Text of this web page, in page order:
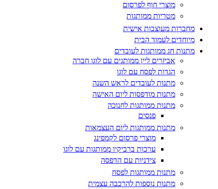
מוצרי חוף לפרסום
מטריות ממותגות
מחברות מעוצבות אישית
מיוחדים לעמוד הבית
מתנות חג ממותגות לעובדים
אביזרים ליין ממותגים עם לוגו חברה
הגדות לפסח עם לוגו
מתנות לעובדים לראש השנה
מתנות מודפסות ליום האישה
מתנות ממותגות לחנוכה
פנסים
מתנות ממותגות ליום העצמאות
מוצרי פרסום לקמפינג
ערכות ברביקיו ממותגות עם לוגו
צידניות עם הדפסה
מתנות ממותגות לפסח
מתנות נוספות להרכבה עצמית